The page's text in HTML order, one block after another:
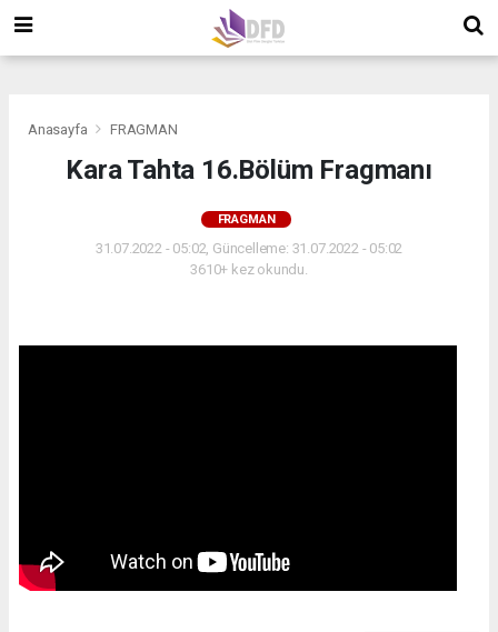
Anasayfa FRAGMAN
Kara Tahta 16.Bölüm Fragmanı
FRAGMAN
31.07.2022 - 05:02, Güncelleme: 31.07.2022 - 05:02
3610+ kez okundu.